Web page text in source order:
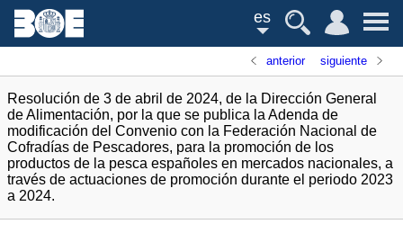
es
anterior siguiente
Resolución de 3 de abril de 2024, de la Dirección General
de Alimentación, por la que se publica la Adenda de
modificación del Convenio con la Federación Nacional de
Cofradías de Pescadores, para la promoción de los
productos de la pesca españoles en mercados nacionales, a
través de actuaciones de promoción durante el periodo 2023
a 2024.